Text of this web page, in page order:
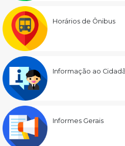
Horários de Ônibus
Informação ao
Informes Gerais